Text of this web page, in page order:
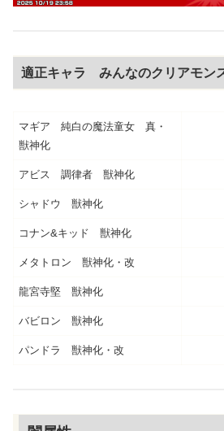
適正キャラ みんなのクリアモン
マギア 純白の魔法童女 真・
獣神化
アビス 調律者 獣神化
シャドウ 獣神化
コナン&キッド 獣神化
メタトロン 獣神化・改
龍宮寺堅 獣神化
バビロン 獣神化
パンドラ 獣神化・改